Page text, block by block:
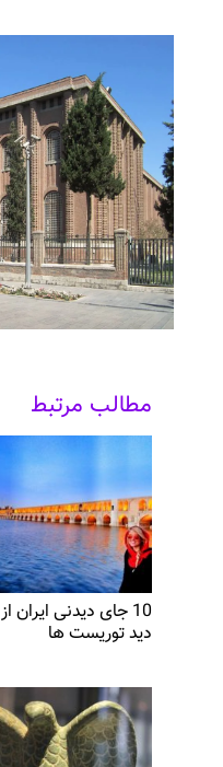
مطالب مرتبط
10 جای دیدنی ایران از
دید توریست ها